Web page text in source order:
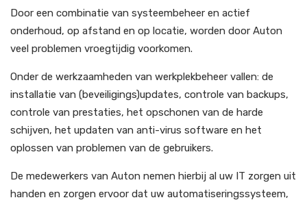
Door een combinatie van systeembeheer en actief
onderhoud, op afstand en op locatie, worden door Auton
veel problemen vroegtijdig voorkomen.
Onder de werkzaamheden van werkplekbeheer vallen: de
installatie van (beveiligings)updates, controle van backups,
controle van prestaties, het opschonen van de harde
schijven, het updaten van anti-virus software en het
oplossen van problemen van de gebruikers.
De medewerkers van Auton nemen hierbij al uw IT zorgen uit
handen en zorgen ervoor dat uw automatiseringssysteem,